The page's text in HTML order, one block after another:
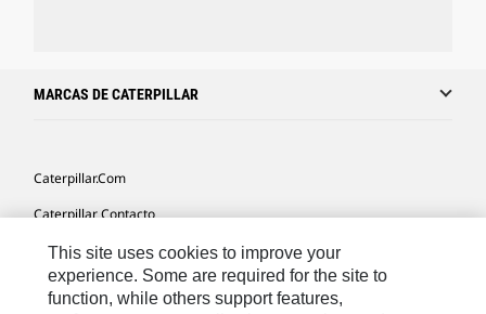
MARCAS DE CATERPILLAR
Caterpillar.com
Caterpillar Contacto
Mis Preferencias De Marketing
Site Map
This site uses cookies to improve your
experience. Some are required for the site to
function, while others support features,